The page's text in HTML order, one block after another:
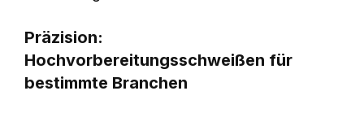
Präzision:
Hochvorbereitungsschweißen für
bestimmte Branchen